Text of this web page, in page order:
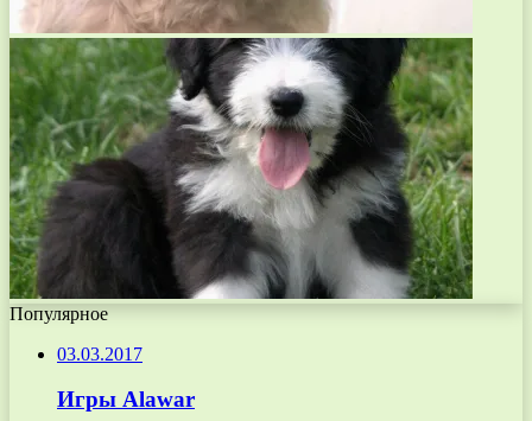
Популярное
03.03.2017
Игры Alawar